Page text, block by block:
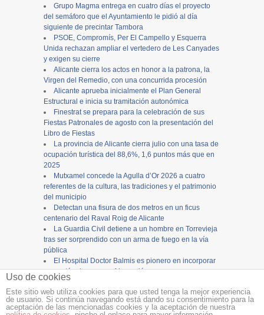
Grupo Magma entrega en cuatro días el proyecto
del semáforo que el Ayuntamiento le pidió al día
siguiente de precintar Tambora
PSOE, Compromís, Per El Campello y Esquerra
Unida rechazan ampliar el vertedero de Les Canyades
y exigen su cierre
Alicante cierra los actos en honor a la patrona, la
Virgen del Remedio, con una concurrida procesión
Alicante aprueba inicialmente el Plan General
Estructural e inicia su tramitación autonómica
Finestrat se prepara para la celebración de sus
Fiestas Patronales de agosto con la presentación del
Libro de Fiestas
La provincia de Alicante cierra julio con una tasa de
ocupación turística del 88,6%, 1,6 puntos más que en
2025
Mutxamel concede la Agulla d’Or 2026 a cuatro
referentes de la cultura, las tradiciones y el patrimonio
del municipio
Detectan una fisura de dos metros en un ficus
centenario del Raval Roig de Alicante
La Guardia Civil detiene a un hombre en Torrevieja
tras ser sorprendido con un arma de fuego en la vía
pública
El Hospital Doctor Balmis es pionero en incorporar
carros térmicos con refrigeración por agua para
mejorar la distribución de comidas
Copyright ©12tvy12endigital.es
Uso de cookies
Este sitio web utiliza cookies para que usted tenga la mejor experiencia
de usuario. Si continúa navegando está dando su consentimiento para la
aceptación de las mencionadas cookies y la aceptación de nuestra